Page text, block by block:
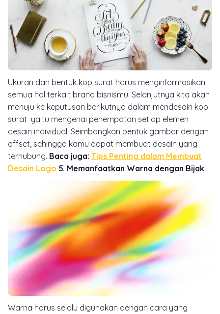
Ukuran dan bentuk kop surat harus menginformasikan
semua hal terkait brand bisnismu. Selanjutnya kita akan
menuju ke keputusan berikutnya dalam mendesain kop
surat yaitu mengenai penempatan setiap elemen
desain individual. Seimbangkan bentuk gambar dengan
offset, sehingga kamu dapat membuat desain yang
terhubung. Baca juga: Tips Penting dalam Membuat
Desain Logo 5. Memanfaatkan Warna dengan Bijak
Warna harus selalu digunakan dengan cara yang